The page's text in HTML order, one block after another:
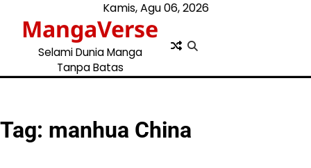
content
Kamis, Agu 06, 2026
MangaVerse
Selami Dunia Manga
Tanpa Batas
Tag: manhua China